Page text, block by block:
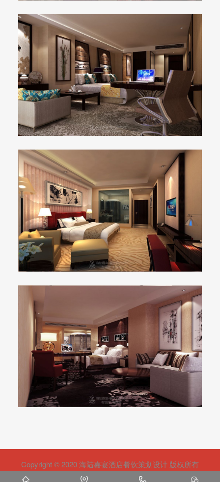
Copyright © 2020 海陆嘉宴酒店餐饮策划设计 版权所有
京ICP备12004366号-5